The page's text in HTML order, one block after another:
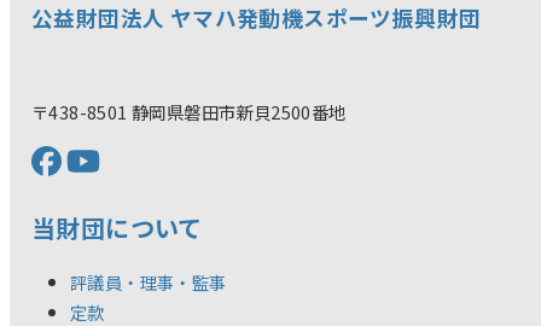
公益財団法人 ヤマハ発動機スポーツ振興財団
〒438-8501 静岡県磐田市新貝2500番地
当財団について
評議員・理事・監事
定款